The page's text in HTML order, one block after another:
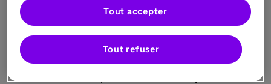
Non-contrôle des symptômes
Obstructiondes voies
respiratoires accrue
Inflammationdes voies
Tout refuser
Tout accepter